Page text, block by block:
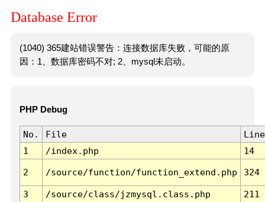
Database Error
(1040) 365建站错误警告：连接数据库失败，可能的原
因：1、数据库密码不对; 2、mysql未启动。
PHP Debug
No. File
Line
1
/index.php 14
2 /source/function/function_extend.php 324
3 /source/class/jzmysql.class.php
211